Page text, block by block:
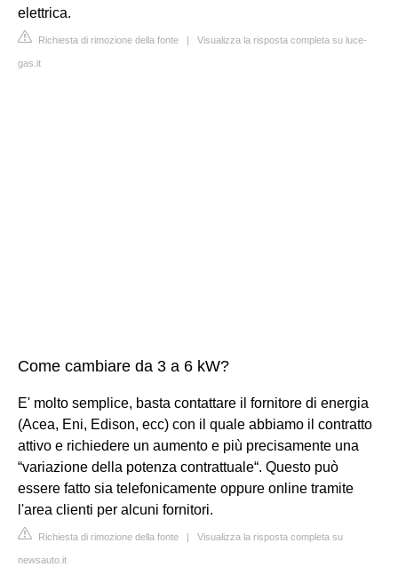
elettrica.
Richiesta di rimozione della fonte | Visualizza la risposta completa su luce-
gas.it
Come cambiare da 3 a 6 kW?
E' molto semplice, basta contattare il fornitore di energia
(Acea, Eni, Edison, ecc) con il quale abbiamo il contratto
attivo e richiedere un aumento e più precisamente una
“variazione della potenza contrattuale“. Questo può
essere fatto sia telefonicamente oppure online tramite
l'area clienti per alcuni fornitori.
Richiesta di rimozione della fonte | Visualizza la risposta completa su
newsauto.it